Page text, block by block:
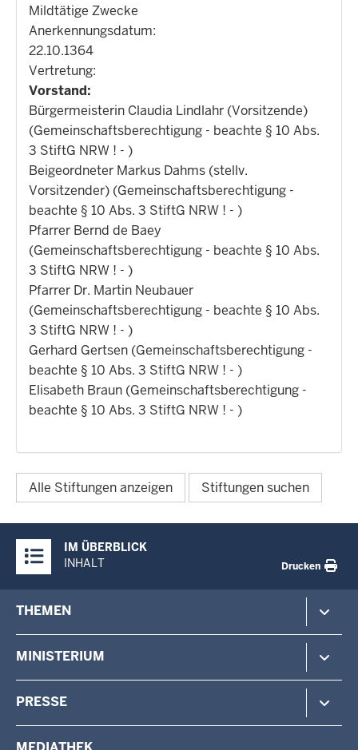
Mildtätige Zwecke
Anerkennungsdatum:
22.10.1364
Vertretung:
Vorstand:
Bürgermeisterin Claudia Lindlahr (Vorsitzende)
(Gemeinschaftsberechtigung - beachte § 10 Abs.
3 StiftG NRW ! - )
Beigeordneter Markus Dahms (stellv.
Vorsitzender) (Gemeinschaftsberechtigung -
beachte § 10 Abs. 3 StiftG NRW ! - )
Pfarrer Bernd de Baey
(Gemeinschaftsberechtigung - beachte § 10 Abs.
3 StiftG NRW ! - )
Pfarrer Dr. Martin Neubauer
(Gemeinschaftsberechtigung - beachte § 10 Abs.
3 StiftG NRW ! - )
Gerhard Gertsen (Gemeinschaftsberechtigung -
beachte § 10 Abs. 3 StiftG NRW ! - )
Elisabeth Braun (Gemeinschaftsberechtigung -
beachte § 10 Abs. 3 StiftG NRW ! - )
Alle Stiftungen anzeigen Stiftungen suchen
Inhalte
IM ÜBERBLICK
INHALT
Drucken
menu
THEMEN
Beteiligung
Verwaltung
Vermessung
MINISTERIUM
PRESSE